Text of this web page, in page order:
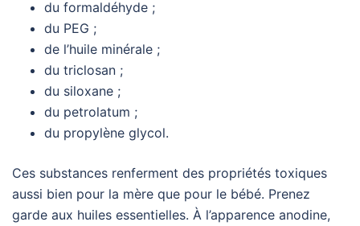
du formaldéhyde ;
du PEG ;
de l’huile minérale ;
du triclosan ;
du siloxane ;
du petrolatum ;
du propylène glycol.
Ces substances renferment des propriétés toxiques
aussi bien pour la mère que pour le bébé. Prenez
garde aux huiles essentielles. À l’apparence anodine,